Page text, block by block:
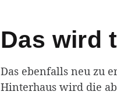
Das wird
Das ebenfalls neu zu
Hinterhaus wird die